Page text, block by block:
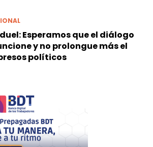
Esperamos que el diálogo
y no prolongue más el
políticos